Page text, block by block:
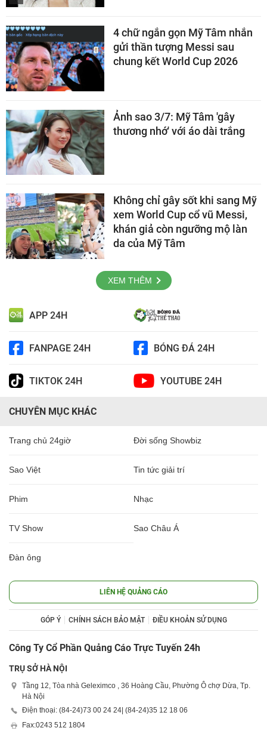
4 chữ ngắn gọn Mỹ Tâm nhắn
gửi thần tượng Messi sau
chung kết World Cup 2026
Ảnh sao 3/7: Mỹ Tâm 'gây
thương nhớ' với áo dài trắng
Không chỉ gây sốt khi sang Mỹ
xem World Cup cổ vũ Messi,
khán giả còn ngưỡng mộ làn
da của Mỹ Tâm
XEM THÊM
APP 24H
FANPAGE 24H BÓNG ĐÁ 24H
TIKTOK 24H YOUTUBE 24H
CHUYÊN MỤC KHÁC
Trang chủ 24giờ Đời sống Showbiz
Sao Việt Tin tức giải trí
Phim Nhạc
TV Show Sao Châu Á
Đàn ông
LIÊN HỆ QUẢNG CÁO
GÓP Ý CHÍNH SÁCH BẢO MẬT ĐIỀU KHOẢN SỬ DỤNG
Công Ty Cổ Phần Quảng Cáo Trực Tuyến 24h
TRỤ SỞ HÀ NỘI
Tầng 12, Tòa nhà Geleximco , 36 Hoàng Cầu, Phường Ô chợ Dừa, Tp.
Hà Nội
Điện thoại: (84-24)73 00 24 24 | (84-24)35 12 18 06
Fax:0243 512 1804